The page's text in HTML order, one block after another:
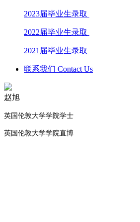
2023届毕业生录取
2022届毕业生录取
2021届毕业生录取
联系我们 Contact Us
赵旭
英国伦敦大学学院学士
英国伦敦大学学院直博